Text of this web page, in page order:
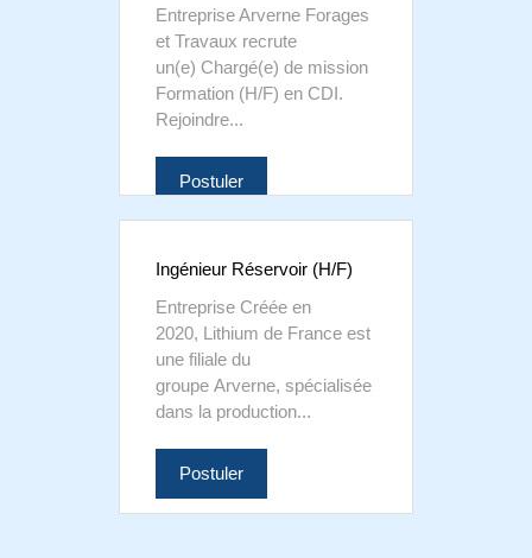
Entreprise Arverne Forages
et Travaux recrute
un(e) Chargé(e) de mission
Formation (H/F) en CDI.
Rejoindre...
Postuler
Ingénieur Réservoir (H/F)
Entreprise Créée en
2020, Lithium de France est
une filiale du
groupe Arverne, spécialisée
dans la production...
Postuler